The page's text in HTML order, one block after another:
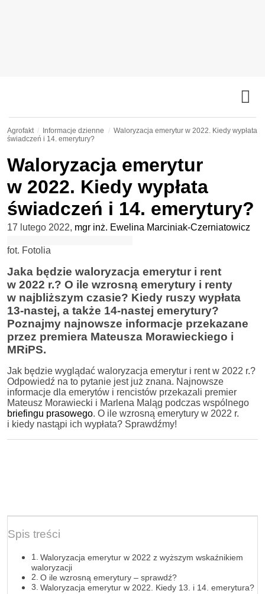
Agrofakt Informacje dzienne
Waloryzacja emerytur w 2022. Kiedy wypłata
świadczeń i 14. emerytury?
Waloryzacja emerytur
w 2022. Kiedy wypłata
świadczeń i 14. emerytury?
17 lutego 2022, mgr inż. Ewelina Marciniak-Czerniatowicz
fot. Fotolia
Jaka będzie waloryzacja emerytur i rent
w 2022 r.? O ile wzrosną emerytury i renty
w najbliższym czasie? Kiedy ruszy wypłata
13-nastej, a także 14-nastej emerytury?
Poznajmy najnowsze informacje przekazane
przez premiera Mateusza Morawieckiego i
MRiPS.
Jak będzie wyglądać waloryzacja emerytur i rent w 2022 r.?
Odpowiedź na to pytanie jest już znana. Najnowsze
informacje dla emerytów i rencistów przekazali premier
Mateusz Morawiecki i Marlena Maląg podczas wspólnego
briefingu prasowego. O ile wzrosną emerytury w 2022 r.
i kiedy nastąpi ich wypłata? Sprawdźmy!
Spis treści
Waloryzacja emerytur w 2022 z wyższym wskaźnikiem
waloryzacji
O ile wzrosną emerytury – sprawdź?
Waloryzacja emerytur w 2022. Kiedy 13. i 14. emerytura?